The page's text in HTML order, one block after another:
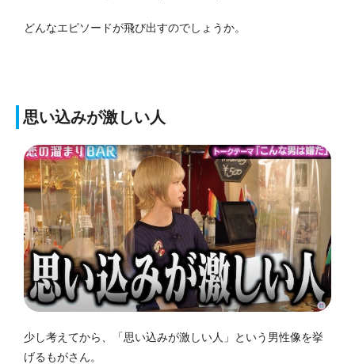
どんなエピソードが飛び出すのでしょうか。
思い込みが激しい人
少し考えてから、「思い込みが激しい人」という男性像を挙
げるもがさん。